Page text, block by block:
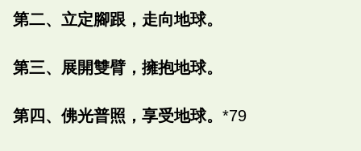
第二、立定腳跟，走向地球。
第三、展開雙臂，擁抱地球。
第四、佛光普照，享受地球。 *79